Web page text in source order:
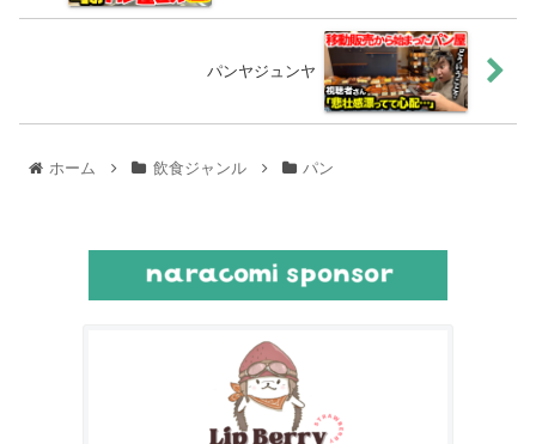
パンヤジュンヤ
ホーム 飲食ジャンル パン